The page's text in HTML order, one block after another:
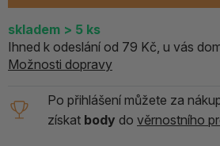
skladem > 5 ks
Ihned k odeslání od 79 Kč, u vás
Možnosti dopravy
Po přihlášení můžete za
získat body do věrnostního